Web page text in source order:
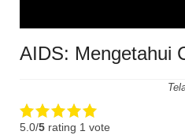
AIDS: Mengetahui
5.0/5 rating 1 vote